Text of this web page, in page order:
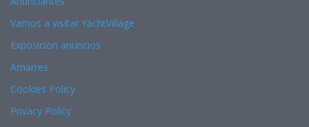
Vamos a visitar YachtVillage
Exposicion anuncios
Amarres
Cookies Policy
Privacy Policy